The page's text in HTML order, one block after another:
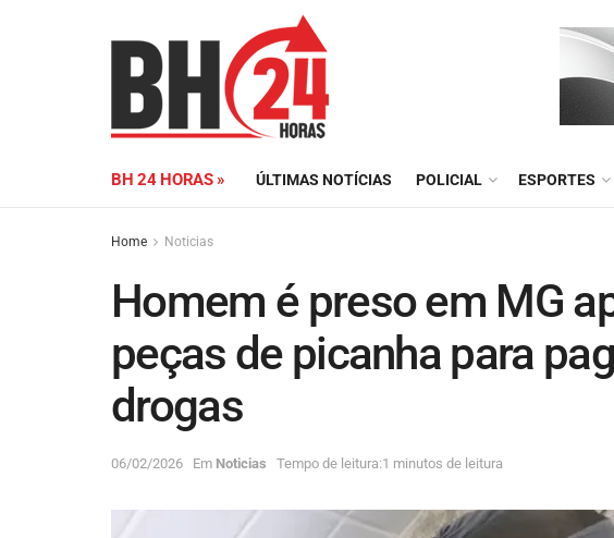
BH 24 HORAS » ÚLTIMAS NOTÍCIAS POLICIAL ESPORTES
Home Noticias
Homem é preso em MG
peças de picanha para
drogas
06/02/2026 Em Noticias Tempo de leitura:1 minutos de leitura